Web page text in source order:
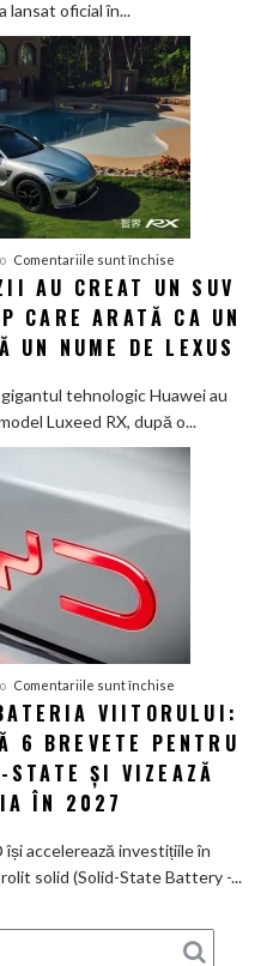
doar
12
minute:
lansează
noua
generație
Smart
în
China
lansat oficial în...
Comentariile sunt închise
Luxeed
RX:
Chinezii
creat
un
585
și
poartă
nume
AU CREAT UN SUV
CARE ARATĂ CA UN
UN NUME DE LEXUS
tehnologic Huawei au
Luxeed RX, după o...
Comentariile sunt închise
Pas
uriaș
către
BYD
pentru
VIITORULUI:
6 BREVETE PENTRU
ȘI VIZEAZĂ
ÎN 2027
accelerează investițiile în
solid (Solid-State Battery -...